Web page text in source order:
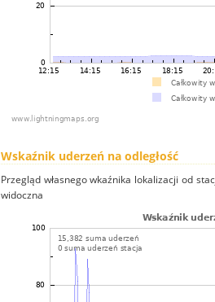
Wskaźnik uderzeń na odległość
Przegląd własnego wkaźnika lokalizacji od
widoczna